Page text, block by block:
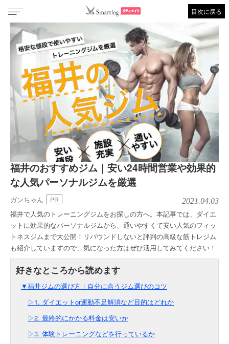
目次に戻る
福井のおすすめジム｜安い24時間営業や効果的
な人気パーソナルジムを厳選
ガンちゃん PR 2021.04.03
福井で人気のトレーニングジムをお探しの方へ。本記事では、ダイエ
ットに効果的なパーソナルジムから、通いやすくて安い人気のフィッ
トネスジムまで大公開！リバウンドしないと評判の高級な筋トレジム
も紹介していますので、気になった方はぜひ活用してみてください！
▼福井ジムの選び方｜自分に合うジム選びのコツ
▷1. ダイエットor運動不足解消など目的はどれか
▷2. 最終的にかかる料金は安いか
▷3. 体験トレーニングなどを行っているか